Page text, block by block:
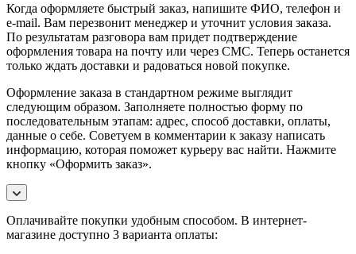
Когда оформляете быстрый заказ, напишите ФИО, телефон и
e-mail. Вам перезвонит менеджер и уточнит условия заказа.
По результатам разговора вам придет подтверждение
оформления товара на почту или через СМС. Теперь останется
только ждать доставки и радоваться новой покупке.
Оформление заказа в стандартном режиме выглядит
следующим образом. Заполняете полностью форму по
последовательным этапам: адрес, способ доставки, оплаты,
данные о себе. Советуем в комментарии к заказу написать
информацию, которая поможет курьеру вас найти. Нажмите
кнопку «Оформить заказ».
Оплачивайте покупки удобным способом. В интернет-
магазине доступно 3 варианта оплаты: